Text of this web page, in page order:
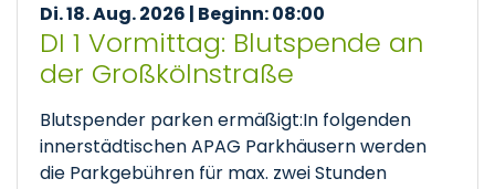
Di. 18. Aug. 2026 | Beginn: 08:00
DI 1 Vormittag: Blutspende an
der Großkölnstraße
Blutspender parken ermäßigt:In folgenden
innerstädtischen APAG Parkhäusern werden
die Parkgebühren für max. zwei Stunden